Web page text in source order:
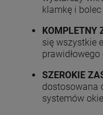
klamkę i
KOMPLETNY
się wszystkie
SZEROKIE
dostosowana
systemów